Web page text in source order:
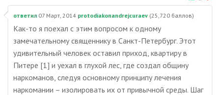
ответил 07 Март, 2014 protodiakonandrejcuraev (25,720 баллов)
Как-то я поехал с этим вопросом к одному
замечательному священнику в Санкт-Петербург. Этот
удивительный человек оставил приход, квартиру в
Питере [1] и уехал в глухой лес, где создал общину
наркоманов, следуя основному принципу лечения
наркомании – изолировать их от привычной среды. Шаг